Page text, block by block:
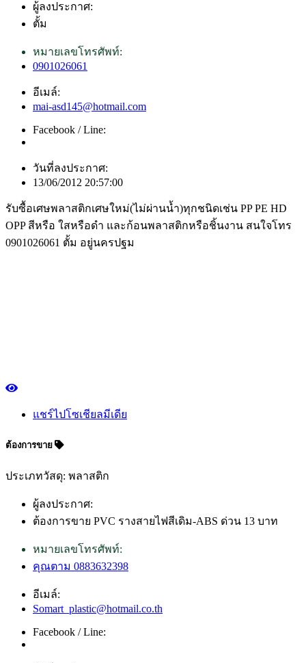
ผู้ลงประกาศ:
ตั้ม
หมายเลขโทรศัพท์:
0901026061
อีเมล์:
mai-asd145@hotmail.com
Facebook / Line:
วันที่ลงประกาศ:
13/06/2012 20:57:00
รับซื้อเศษพลาสติกเศษใหม่(ไม่ผ่านน้ำ)ทุกชนิดเช่น PP PE HD
OPP สีหรือ ใสหรือดำ และก้อนพลาสติกหรือชิ้นงาน สนใจโทร
0901026061 ตั้ม อยู่นครปฐม
แชร์ไปโซเชียลมีเดีย
ต้องการขาย
ประเภทวัสดุ: พลาสติก
ผู้ลงประกาศ:
ต้องการขาย PVC รางสายไฟสีเดิม-ABS ด่วน 13 บาท
หมายเลขโทรศัพท์:
คุณตาม 0883632398
อีเมล์:
Somart_plastic@hotmail.co.th
Facebook / Line: